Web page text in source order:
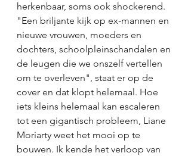
herkenbaar, soms ook shockerend.
"Een briljante kijk op ex-mannen en
nieuwe vrouwen, moeders en
dochters, schoolpleinschandalen en
de leugen die we onszelf vertellen
om te overleven", staat er op de
cover en dat klopt helemaal. Hoe
iets kleins helemaal kan escaleren
tot een gigantisch probleem, Liane
Moriarty weet het mooi op te
bouwen. Ik kende het verloop van